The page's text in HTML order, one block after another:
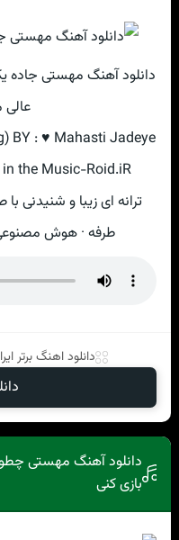
دانلود آهنگ مهستی
عالی
BY : ♥ Mahasti Jadeye
the Music-Roid.iR
ترانه ای زیبا و شنیدنی
طرفه · هوش
دانلود اهنگ برتر
دانلود آهنگ مهستی
بازی کنی